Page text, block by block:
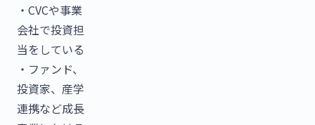
・CVCや事業
会社で投資担
当をしている
・ファンド、
投資家、産学
連携など成長